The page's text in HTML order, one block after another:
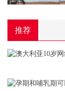
推荐